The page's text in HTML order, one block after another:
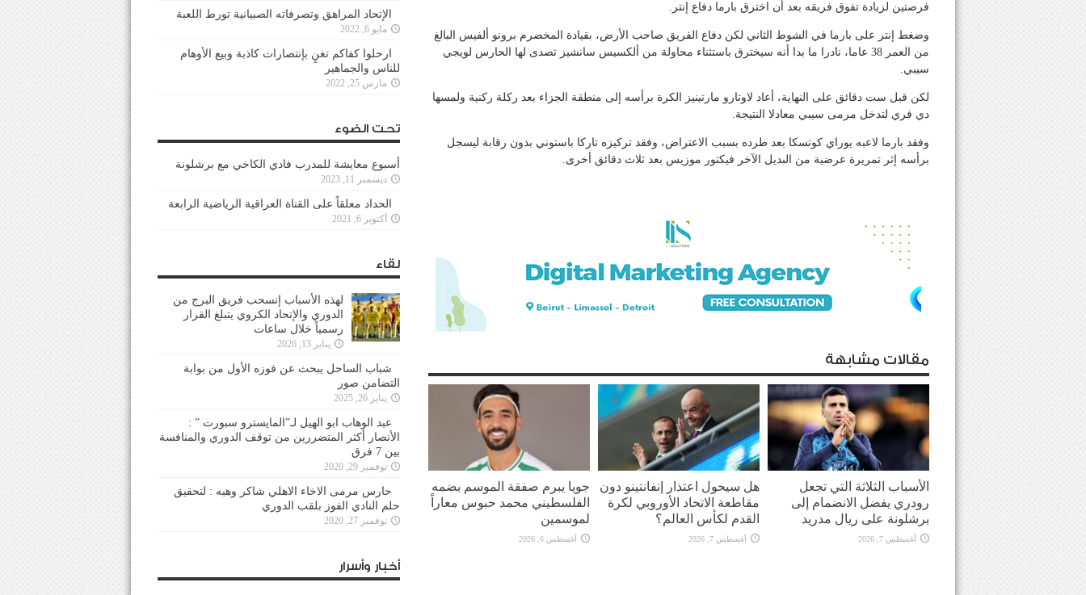
فرصتين لزيادة تفوق فريقه بعد أن اخترق بارما دفاع إنتر.
وضغط إنتر على بارما في الشوط الثاني لكن دفاع الفريق صاحب الأرض، بقيادة المخضرم برونو ألفيس البالغ
من العمر 38 عاما، نادرا ما بدا أنه سيخترق باستثناء محاولة من ألكسيس سانشيز تصدى لها الحارس لويجي
سيبي.
لكن قبل ست دقائق على النهاية، أعاد لاوتارو مارتينيز الكرة برأسه إلى منطقة الجزاء بعد ركلة ركنية ولمسها
دي فري لتدخل مرمى سيبي معادلا النتيجة.
وفقد بارما لاعبه يوراي كوتسكا بعد طرده بسبب الاعتراض، وفقد تركيزه تاركا باستوني بدون رقابة ليسجل
برأسه إثر تمريرة عرضية من البديل الآخر فيكتور موزيس بعد ثلاث دقائق أخرى.
مقالات مشابهة
الأسباب الثلاثة التي تجعل
رودري يفضل الانضمام إلى
برشلونة على ريال مدريد
أغسطس 7, 2026
هل سيحول اعتذار إنفانتينو دون
مقاطعة الاتحاد الأوروبي لكرة
القدم لكأس العالم؟
أغسطس 7, 2026
جويا يبرم صفقة الموسم بضمه
الفلسطيني محمد حبوس معاراً
لموسمين
أغسطس 6, 2026
الإتحاد المراهق وتصرفاته الصبيانية تورط اللعبة
مايو 6, 2022
ارحلوا كفاكم تغنٍ بإنتصارات كاذبة وبيع الأوهام
للناس والجماهير
مارس 25, 2022
تحت الضوء
أسبوع معايشة للمدرب فادي الكاخي مع برشلونة
ديسمبر 11, 2023
الحداد معلقاً على القناة العراقية الرياضية الرابعة
أكتوبر 6, 2021
لقاء
لهذه الأسباب إنسحب فريق البرج من
الدوري والإتحاد الكروي يتبلغ القرار
رسمياً خلال ساعات
يناير 13, 2026
شباب الساحل يبحث عن فوزه الأول من بوابة
التضامن صور
يناير 26, 2025
عبد الوهاب ابو الهيل لـ”المايسترو سبورت ” :
الأنصار أكثر المتضررين من توقف الدوري والمنافسة
بين 7 فرق
نوفمبر 29, 2020
حارس مرمى الاخاء الاهلي شاكر وهبه : لتحقيق
حلم النادي الفوز بلقب الدوري
نوفمبر 27, 2020
أخبار وأسرار